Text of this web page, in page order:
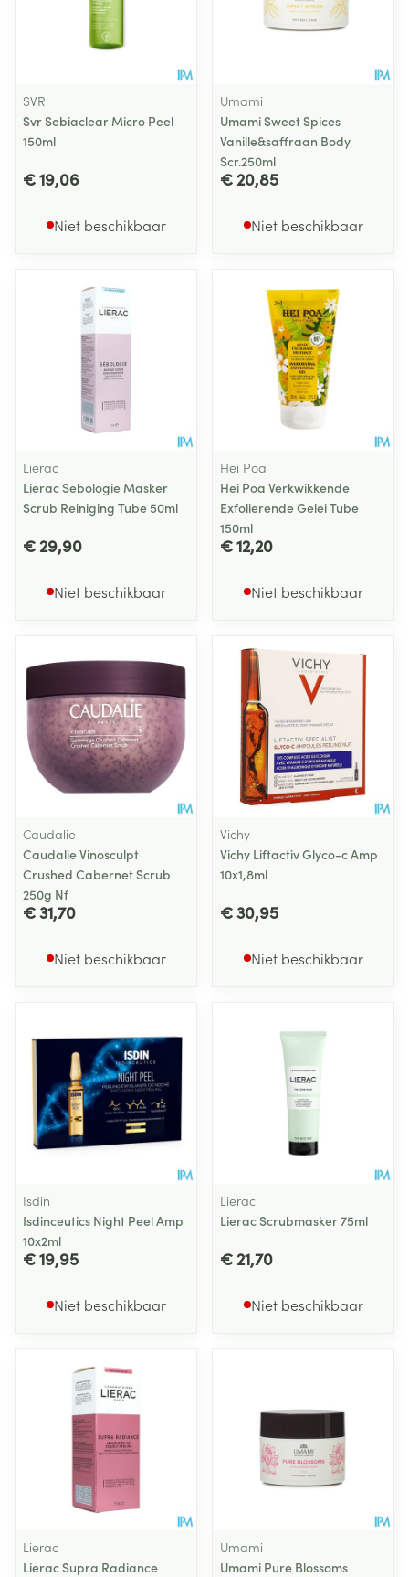
SVR
Svr Sebiaclear Micro Peel
150ml
€ 19,06
Niet beschikbaar
Umami
Umami Sweet Spices
Vanille&saffraan Body
Scr.250ml
€ 20,85
Niet beschikbaar
Lierac
Lierac Sebologie Masker
Scrub Reiniging Tube 50ml
€ 29,90
Niet beschikbaar
Hei Poa
Hei Poa Verkwikkende
Exfolierende Gelei Tube
150ml
€ 12,20
Niet beschikbaar
Caudalie
Caudalie Vinosculpt
Crushed Cabernet Scrub
250g Nf
€ 31,70
Niet beschikbaar
Vichy
Vichy Liftactiv Glyco-c Amp
10x1,8ml
€ 30,95
Niet beschikbaar
Isdin
Isdinceutics Night Peel Amp
10x2ml
€ 19,95
Niet beschikbaar
Lierac
Lierac Scrubmasker 75ml
€ 21,70
Niet beschikbaar
Lierac
Lierac Supra Radiance
Umami
Umami Pure Blossoms